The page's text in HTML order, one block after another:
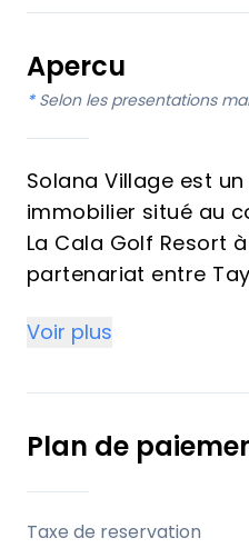
Apercu
* Selon les presentations
Solana Village est
immobilier situé au
La Cala Golf Resort
partenariat entre
exclusif propose une
appartements avec
duplex. Disponibles
à 3 chambres,
intérieurs spacieux,
modernes et de
Voir plus
Plan de
Taxe de reservation